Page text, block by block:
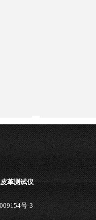
革测试仪
号-3